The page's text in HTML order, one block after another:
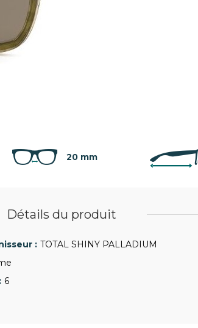
20 mm
Détails du produit
TOTAL SHINY PALLADIUM
6